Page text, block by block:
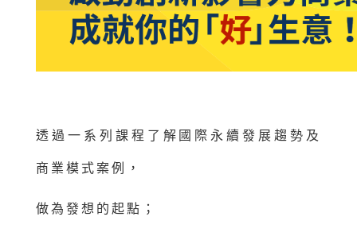
透過一系列課程了解國際永續發展趨勢及
商業模式案例，
做為發想的起點；